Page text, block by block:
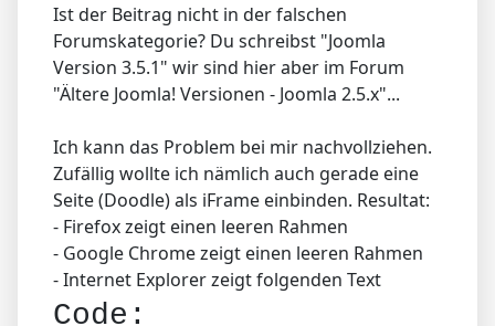
Ist der Beitrag nicht in der falschen
Forumskategorie? Du schreibst "Joomla
Version 3.5.1" wir sind hier aber im Forum
"Ältere Joomla! Versionen - Joomla 2.5.x"...
Ich kann das Problem bei mir nachvollziehen.
Zufällig wollte ich nämlich auch gerade eine
Seite (Doodle) als iFrame einbinden. Resultat:
- Firefox zeigt einen leeren Rahmen
- Google Chrome zeigt einen leeren Rahmen
- Internet Explorer zeigt folgenden Text
Code: